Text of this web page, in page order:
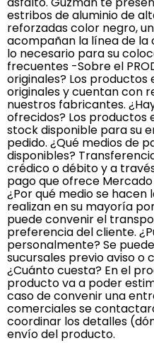
estribos de aluminio de
reforzadas color negro,
acompañan la línea de la
lo necesario para su
frecuentes -Sobre el
originales? Los productos
originales y cuentan con
nuestros fabricantes.
ofrecidos? Los productos
stock disponible para su
pedido. ¿Qué medios de
disponibles?
crédico o débito y a
pago que ofrece Mercado
¿Por qué medio se hacen
realizan en su mayoría
puede convenir el
preferencia del cliente.
personalmente? Se
sucursales previo aviso o
¿Cuánto cuesta? En el
producto va a poder
caso de convenir una
comerciales se
coordinar los detalles
envío del producto.